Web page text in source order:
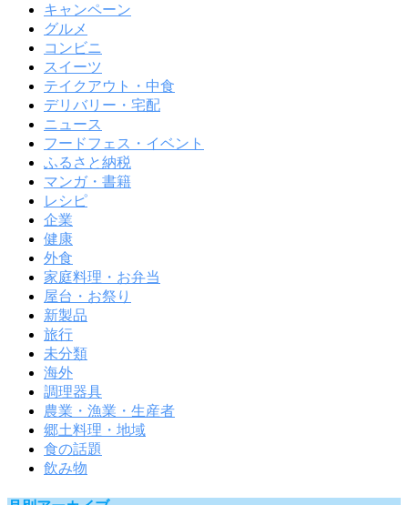
キャンペーン
グルメ
コンビニ
スイーツ
テイクアウト・中食
デリバリー・宅配
ニュース
フードフェス・イベント
ふるさと納税
マンガ・書籍
レシピ
企業
健康
外食
家庭料理・お弁当
屋台・お祭り
新製品
旅行
未分類
海外
調理器具
農業・漁業・生産者
郷土料理・地域
食の話題
飲み物